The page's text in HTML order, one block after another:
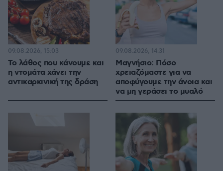
Το λάθος που κάνουμε και
η ντομάτα χάνει την
αντικαρκινική της δράση
09.08.2026, 15:03
Μαγνήσιο: Πόσο
χρειαζόμαστε για να
αποφύγουμε την άνοια και
να μη γεράσει το μυαλό
09.08.2026, 14:31